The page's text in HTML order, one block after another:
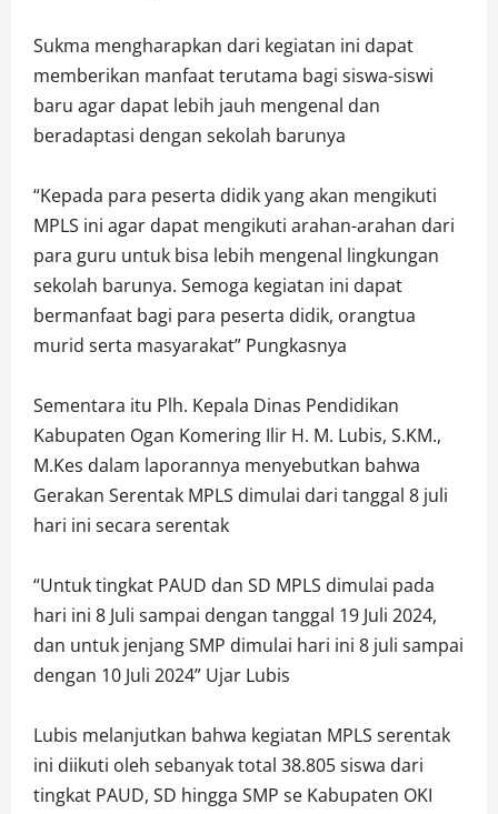
Sukma mengharapkan dari kegiatan ini dapat
memberikan manfaat terutama bagi siswa-siswi
baru agar dapat lebih jauh mengenal dan
beradaptasi dengan sekolah barunya
“Kepada para peserta didik yang akan mengikuti
MPLS ini agar dapat mengikuti arahan-arahan dari
para guru untuk bisa lebih mengenal lingkungan
sekolah barunya. Semoga kegiatan ini dapat
bermanfaat bagi para peserta didik, orangtua
murid serta masyarakat” Pungkasnya
Sementara itu Plh. Kepala Dinas Pendidikan
Kabupaten Ogan Komering Ilir H. M. Lubis, S.KM.,
M.Kes dalam laporannya menyebutkan bahwa
Gerakan Serentak MPLS dimulai dari tanggal 8 juli
hari ini secara serentak
“Untuk tingkat PAUD dan SD MPLS dimulai pada
hari ini 8 Juli sampai dengan tanggal 19 Juli 2024,
dan untuk jenjang SMP dimulai hari ini 8 juli sampai
dengan 10 Juli 2024” Ujar Lubis
Lubis melanjutkan bahwa kegiatan MPLS serentak
ini diikuti oleh sebanyak total 38.805 siswa dari
tingkat PAUD, SD hingga SMP se Kabupaten OKI